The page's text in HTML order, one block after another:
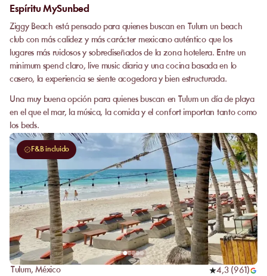
Espíritu MySunbed
Ziggy Beach está pensado para quienes buscan en Tulum un beach
club con más calidez y más carácter mexicano auténtico que los
lugares más ruidosos y sobrediseñados de la zona hotelera. Entre un
minimum spend claro, live music diaria y una cocina basada en lo
casero, la experiencia se siente acogedora y bien estructurada.
Una muy buena opción para quienes buscan en Tulum un día de playa
en el que el mar, la música, la comida y el confort importan tanto como
los beds.
F&B incluido
Tulum,México 4,3(961 )